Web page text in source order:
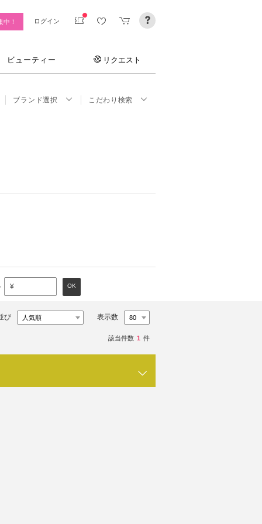
中！ ログイン
ビューティー リクエスト
ブランド選択 こだわり検索
¥ OK
び 表示数
該当件数 1 件